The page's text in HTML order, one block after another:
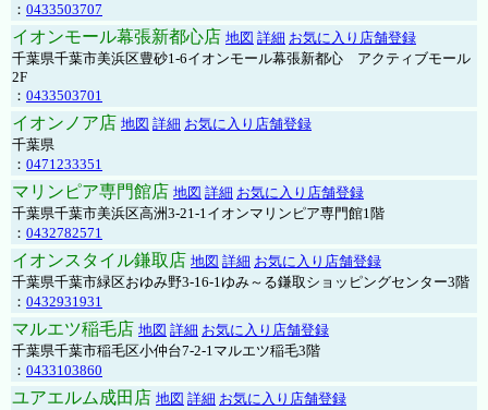
： 0433503707
イオンモール幕張新都心店 地図 詳細 お気に入り店舗登録
千葉県千葉市美浜区豊砂1-6イオンモール幕張新都心 アクティブモール
2F
： 0433503701
イオンノア店 地図 詳細 お気に入り店舗登録
千葉県
： 0471233351
マリンピア専門館店 地図 詳細 お気に入り店舗登録
千葉県千葉市美浜区高洲3-21-1イオンマリンピア専門館1階
： 0432782571
イオンスタイル鎌取店 地図 詳細 お気に入り店舗登録
千葉県千葉市緑区おゆみ野3-16-1ゆみ～る鎌取ショッピングセンター3階
： 0432931931
マルエツ稲毛店 地図 詳細 お気に入り店舗登録
千葉県千葉市稲毛区小仲台7-2-1マルエツ稲毛3階
： 0433103860
ユアエルム成田店 地図 詳細 お気に入り店舗登録